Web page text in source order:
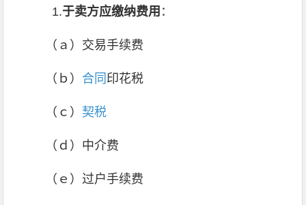
1.于卖方应缴纳费用 ：
（ａ）交易手续费
（ｂ） 合同 印花税
（ｃ） 契税
（ｄ）中介费
（ｅ）过户手续费